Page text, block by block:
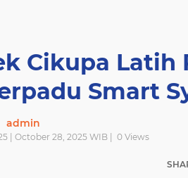
Cikupa Latih
Smart
admin
| October 28, 2025 WIB | 0Views